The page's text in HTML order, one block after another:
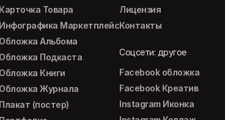
Карточка Товара
Инфографика Маркетплейс
Обложка Альбома
Обложка Подкаста
Обложка Книги
Обложка Журнала
Плакат (постер)
Лицензия
Контакты
Соцсети: другое
Facebook обложка
Facebook Креатив
Instagram Иконка